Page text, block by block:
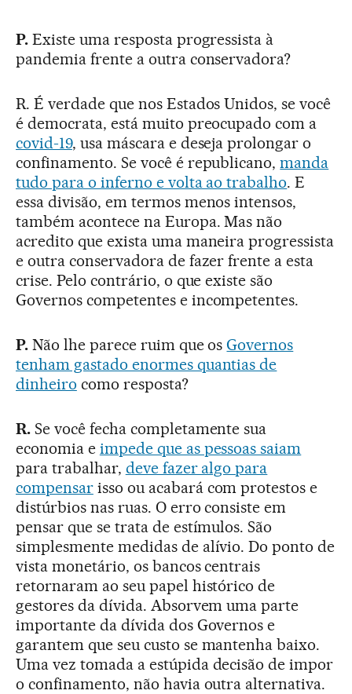
P. Existe uma resposta progressista à
pandemia frente a outra conservadora?
R. É verdade que nos Estados Unidos, se você
é democrata, está muito preocupado com a
covid-19, usa máscara e deseja prolongar o
confinamento. Se você é republicano,manda
tudo para o inferno e volta ao trabalho. E
essa divisão, em termos menos intensos,
também acontece na Europa. Mas não
acredito que exista uma maneira progressista
e outra conservadora de fazer frente a esta
crise. Pelo contrário, o que existe são
Governos competentes e incompetentes.
P. Não lhe parece ruim que osGovernos
tenham gastado enormes quantias de
dinheiro como resposta?
R. Se você fecha completamente sua
economia e impede que as pessoas saiam
para trabalhar, deve fazer algo para
compensarisso ou acabará com protestos e
distúrbios nas ruas. O erro consiste em
pensar que se trata de estímulos. São
simplesmente medidas de alívio. Do ponto de
vista monetário, os bancos centrais
retornaram ao seu papel histórico de
gestores da dívida. Absorvem uma parte
importante da dívida dos Governos e
garantem que seu custo se mantenha baixo.
Uma vez tomada a estúpida decisão de impor
o confinamento, não havia outra alternativa.